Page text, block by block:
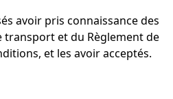
avoir pris connaissance des
transport et du Règlement de
et les avoir acceptés.